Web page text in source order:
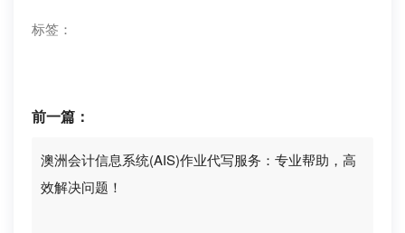
标签：
前一篇：
澳洲会计信息系统(AIS)作业代写服务：专业帮助，高
效解决问题！